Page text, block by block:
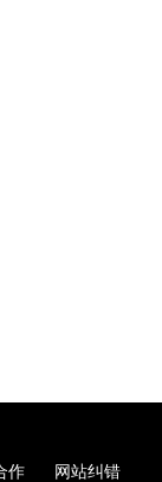
作 网站纠错